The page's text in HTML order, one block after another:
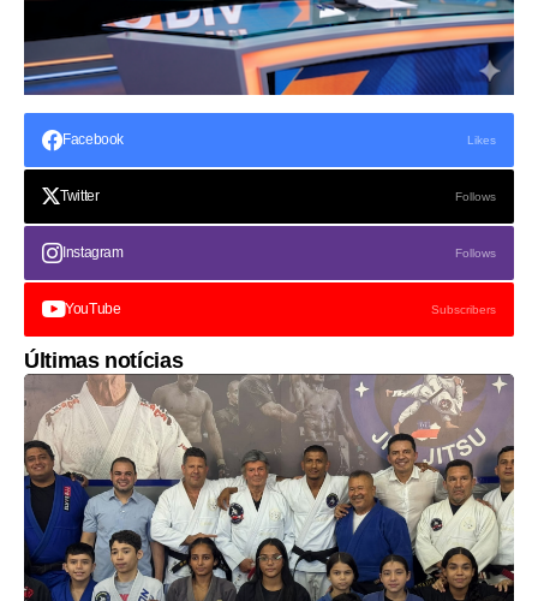
Facebook Likes
Twitter Follows
Instagram Follows
YouTube Subscribers
Últimas notícias